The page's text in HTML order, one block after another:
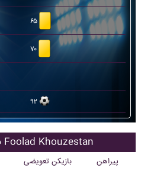
۶۵
۷۰
۹۲
بازیکنان اصلی Foolad Khouzestan
بازیکن تعویضی پیراهن